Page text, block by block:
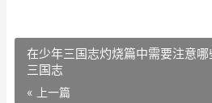
在少年三国志灼烧篇中需要注意
三国志
« 上一篇